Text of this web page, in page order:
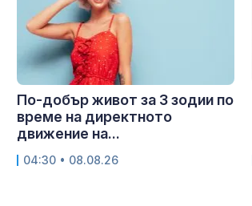
По-добър живот за 3 зодии по
време на директното
движение на...
04:30 • 08.08.26